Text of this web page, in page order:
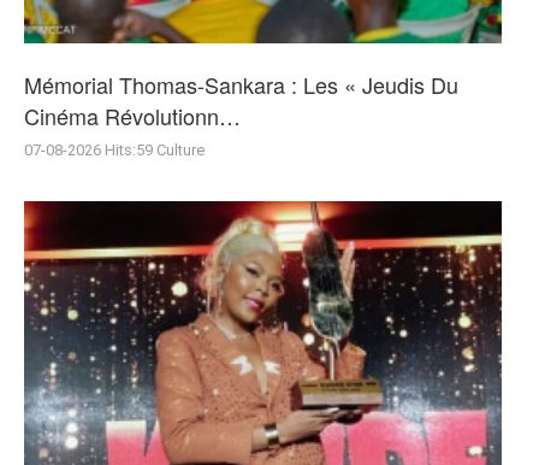
Mémorial Thomas-Sankara : Les « Jeudis Du
Cinéma Révolutionn…
07-08-2026 Hits:59 Culture